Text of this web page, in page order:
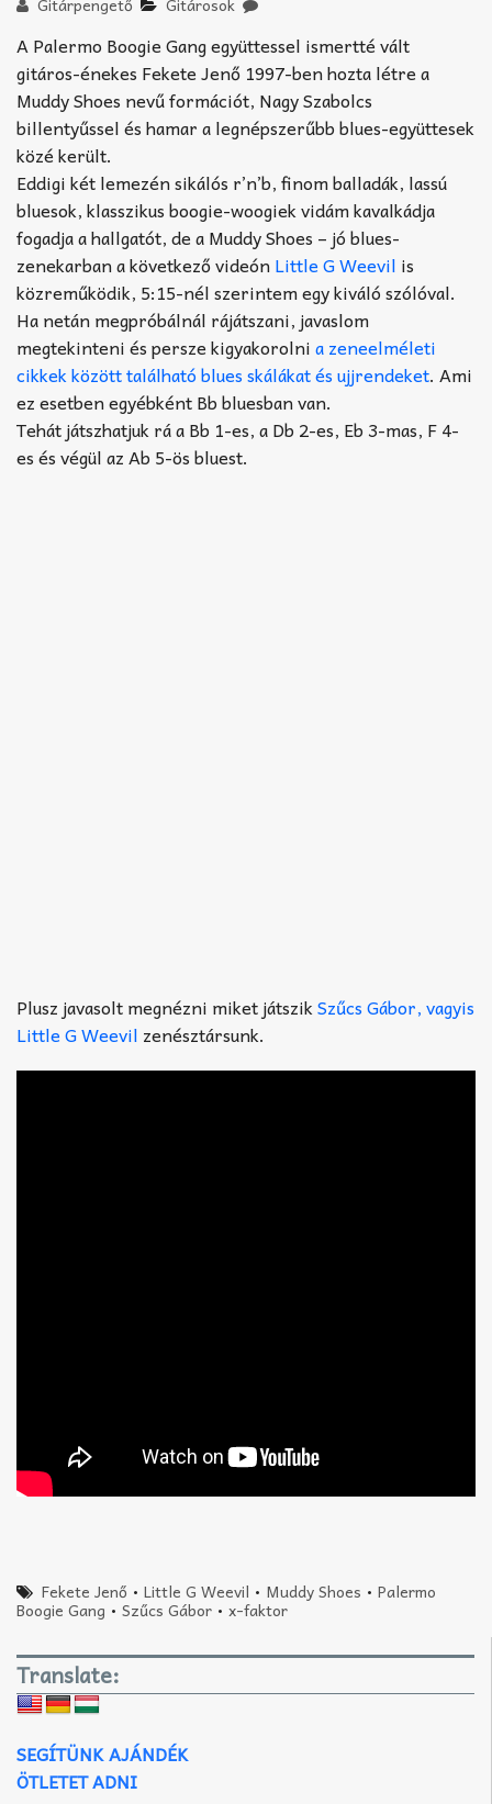
TABok
Improvizáció
A Palermo Boogie Gang együttessel ismertté vált
gitáros-énekes Fekete Jenő 1997-ben hozta létre a
Muddy Shoes nevű formációt, Nagy Szabolcs
billentyűssel és hamar a legnépszerűbb blues-együttesek
közé került.
Eddigi két lemezén sikálós r’n’b, finom balladák, lassú
bluesok, klasszikus boogie-woogiek vidám kavalkádja
fogadja a hallgatót, de a Muddy Shoes – jó blues-
zenekarban a következő videónLittle G Weevil is
közreműködik, 5:15-nél szerintem egy kiváló szólóval.
Ha netán megpróbálnál rájátszani, javaslom
megtekinteni és persze kigyakorolnia zeneelméleti
cikkek között található blues skálákat és ujjrendeket. Ami
ez esetben egyébként Bb bluesban van.
Tehát játszhatjuk rá a Bb 1-es, a Db 2-es, Eb 3-mas, F 4-
es és végül az Ab 5-ös bluest.
Plusz javasolt megnézni miket játszikSzűcs Gábor, vagyis
Little G Weevil zenésztársunk.
Fekete Jenő •Little G Weevil • Muddy Shoes •Palermo
Boogie Gang • Szűcs Gábor • x-faktor
Translate:
SEGÍTÜNK AJÁNDÉK
ÖTLETET ADNI